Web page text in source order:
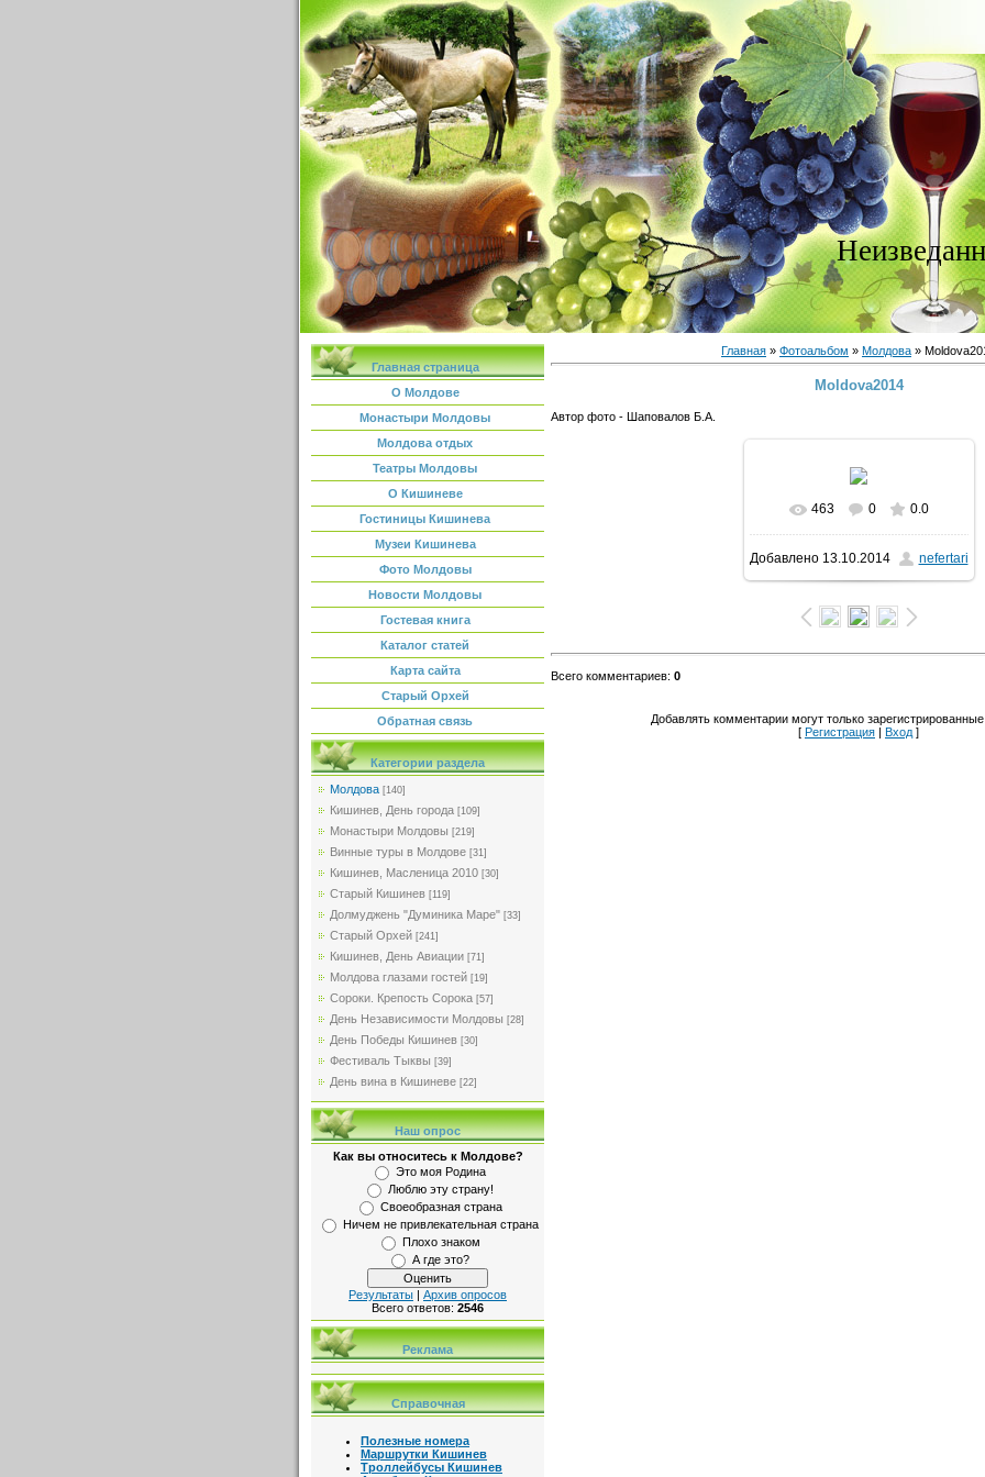
Главная страница
О Молдове
Монастыри Молдовы
Молдова отдых
Театры Молдовы
О Кишиневе
Гостиницы Кишинева
Музеи Кишинева
Фото Молдовы
Новости Молдовы
Гостевая книга
Каталог статей
Карта сайта
Старый Орхей
Обратная связь
Категории раздела
Молдова [140]
Кишинев, День города [109]
Монастыри Молдовы [219]
Винные туры в Молдове [31]
Кишинев, Масленица 2010 [30]
Старый Кишинев [119]
Долмуджень "Думиника Маре" [33]
Старый Орхей [241]
Кишинев, День Авиации [71]
Молдова глазами гостей [19]
Сороки. Крепость Сорока [57]
День Независимости Молдовы [28]
День Победы Кишинев [30]
Фестиваль Тыквы [39]
День вина в Кишиневе [22]
Наш опрос
Как вы относитесь к Молдове?
Это моя Родина
Люблю эту страну!
Своеобразная страна
Ничем не привлекательная страна
Плохо знаком
А где это?
Результаты | Архив опросов
Всего ответов: 2546
Реклама
Справочная
Полезные номера
Маршрутки Кишинев
Троллейбусы Кишинев
Главная » Фотоальбом » Молдова »
Moldova2014
Автор фото - Шаповалов Б.А.
В реальном размере
1024x768/ 255.6Kb
463 0 0.0
Добавлено13.10.2014 nefertari
Всего комментариев: 0
Добавлять комментарии могут только зарегистрированные
[ Регистрация | Вход ]